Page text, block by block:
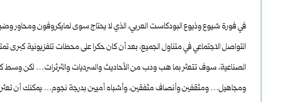
في فورة شيوع وذيوع البودكاست العربي، الذي لا يحتاج سوى لمايكروفون ومحاور
التواصل الاجتماعي في متناول الجميع، بعد أن كان حكرا على محطات تلفزيونية كبرى
الصناعية، سوف تتعثر بما هب ودب من الأحاديث والسرديات والثرثرات… لكن وسط
ومجاهيل… ومثقفين وأنصاف مثفقين، وأشباه أميين بدرجة نجوم… يمكنك أن
عباس:
داعش
تنظيم
مصنوع